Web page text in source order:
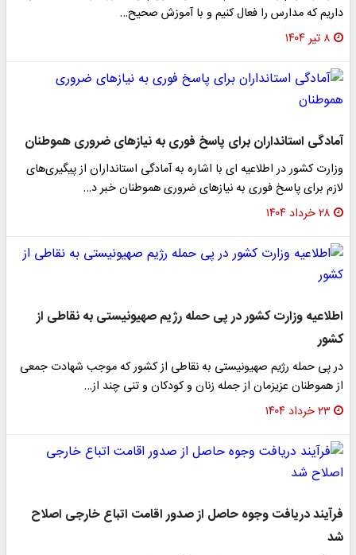
داریم که مدارس را فعال کنیم و با آموزش صحیح…
۸ تیر ۱۴۰۴
آمادگی استانداران برای پاسخ فوری به نیازهای ضروری هموطنان
وزارت کشور در اطلاعیه ای با اشاره به آمادگی استانداران از پیگیری‌های
لازم برای پاسخ فوری به نیازهای ضروری هموطنان خبر د…
۲۸ خرداد ۱۴۰۴
اطلاعیه وزارت کشور در پی حمله رژیم صهیونیستی به نقاطی از
کشور
در پی حمله رژیم صهیونیستی به نقاطی از کشور که موجب شهادت جمعی
از هموطنان عزیزمان از جمله زنان و کودکان و تنی چند از…
۲۳ خرداد ۱۴۰۴
فرآیند دریافت وجوه حاصل از صدور اقامت اتباع خارجی اصلاح
شد